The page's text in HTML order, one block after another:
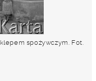
spożywczym. Fot.